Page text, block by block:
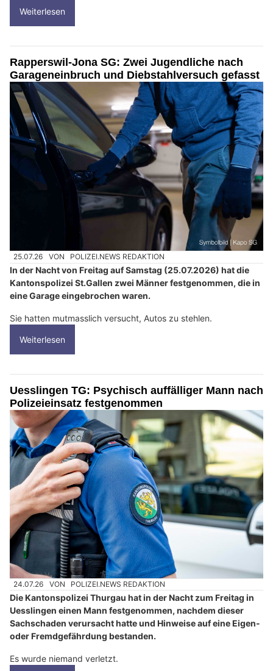
Weiterlesen
Rapperswil-Jona SG: Zwei Jugendliche nach
Garageneinbruch und Diebstahlversuch gefasst
25.07.26 VON POLIZEI.NEWS REDAKTION
In der Nacht von Freitag auf Samstag (25.07.2026) hat die
Kantonspolizei St.Gallen zwei Männer festgenommen, die in
eine Garage eingebrochen waren.
Sie hatten mutmasslich versucht, Autos zu stehlen.
Weiterlesen
Uesslingen TG: Psychisch auffälliger Mann nach
Polizeieinsatz festgenommen
24.07.26 VON POLIZEI.NEWS REDAKTION
Die Kantonspolizei Thurgau hat in der Nacht zum Freitag in
Uesslingen einen Mann festgenommen, nachdem dieser
Sachschaden verursacht hatte und Hinweise auf eine Eigen-
oder Fremdgefährdung bestanden.
Es wurde niemand verletzt.